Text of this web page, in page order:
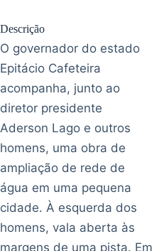
Descrição
O governador do estado
Epitácio Cafeteira
acompanha, junto ao
diretor presidente
Aderson Lago e outros
homens, uma obra de
ampliação de rede de
água em uma pequena
cidade. À esquerda dos
homens, vala aberta às
margens de uma pista. Em